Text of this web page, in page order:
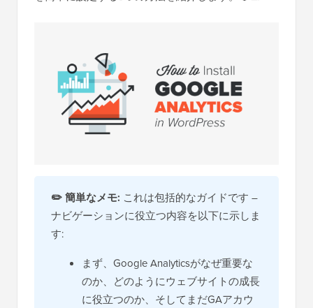
✏️簡単なメモ: これは包括的なガイドです –
ナビゲーションに役立つ内容を以下に示しま
す:
まず、Google Analyticsがなぜ重要な
のか、どのようにウェブサイトの成長
に役立つのか、そしてまだGAアカウ